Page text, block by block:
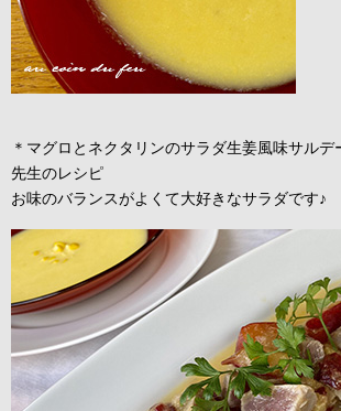
＊マグロとネクタリンのサラダ生姜風味サルデ
先生のレシピ
お味のバランスがよくて大好きなサラダです♪